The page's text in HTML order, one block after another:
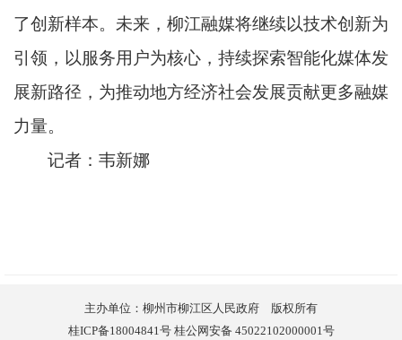
了创新样本。未来，柳江融媒将继续以技术创新为
引领，以服务用户为核心，持续探索智能化媒体发
展新路径，为推动地方经济社会发展贡献更多融媒
力量。
记者：韦新娜
主办单位：柳州市柳江区人民政府 版权所有
桂ICP备18004841号 桂公网安备 45022102000001号